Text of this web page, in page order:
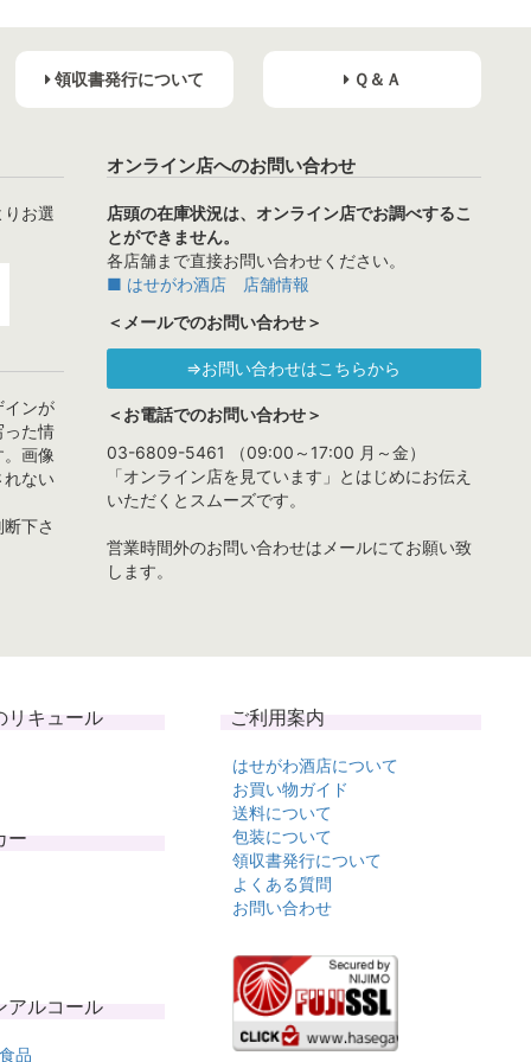
領収書発行について Ｑ＆Ａ
お選
インが
った情
画像
れない
下さ
オンライン店へのお問い合わせ
店頭の在庫状況は、オンライン店でお調べするこ
とができません。
各店舗まで直接お問い合わせください。
■ はせがわ酒店 店舗情報
＜メールでのお問い合わせ＞
⇒お問い合わせはこちらから
＜お電話でのお問い合わせ＞
03-6809-5461 （09:00～17:00 月～金）
「オンライン店を見ています」とはじめにお伝え
いただくとスムーズです。
営業時間外のお問い合わせはメールにてお願い致
します。
リキュール
ー
アルコール
品
ご利用案内
はせがわ酒店について
お買い物ガイド
送料について
包装について
領収書発行について
よくある質問
お問い合わせ